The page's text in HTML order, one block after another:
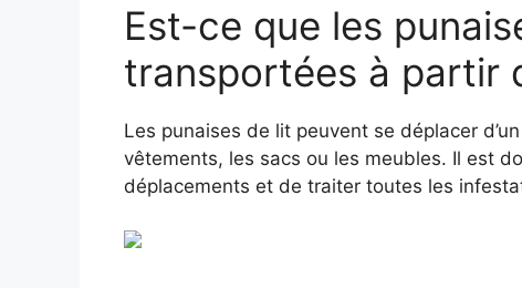
Est-ce que les
transportées à partir
Les punaises de lit peuvent se déplacer
vêtements, les sacs ou les meubles. Il est
déplacements et de traiter toutes les